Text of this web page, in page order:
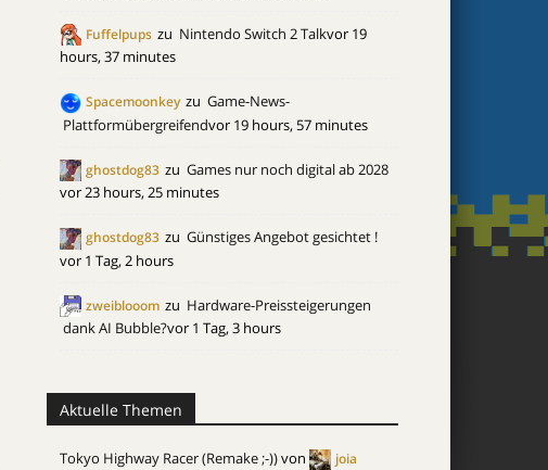
Fuffelpups zu Nintendo Switch 2 Talkvor 19
hours, 37 minutes
Spacemoonkey zu Game-News-
Plattformübergreifendvor 19 hours, 57 minutes
ghostdog83 zu Games nur noch digital ab 2028
vor 23 hours, 25 minutes
ghostdog83 zu Günstiges Angebot gesichtet !
vor 1 Tag, 2 hours
zweiblooom zu Hardware-Preissteigerungen
dank AI Bubble?vor 1 Tag, 3 hours
Aktuelle Themen
Tokyo Highway Racer (Remake ;-))von joia